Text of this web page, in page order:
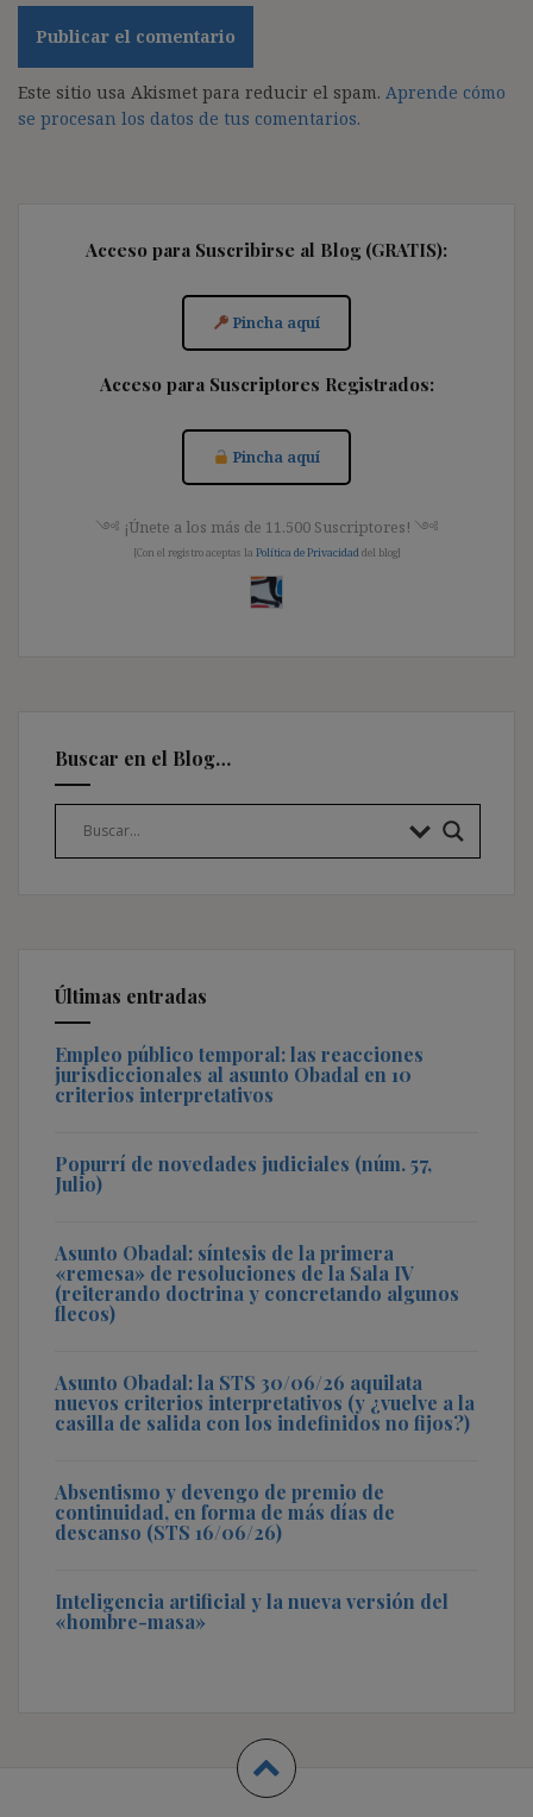
Este sitio usa Akismet para reducir el spam. Aprende cómo
se procesan los datos de tus comentarios.
Acceso para Suscribirse al Blog (GRATIS):
Pincha aquí
Acceso para Suscriptores Registrados:
Pincha aquí
༺ ¡Únete a los más de 11.500 Suscriptores! ༺
[Con el registro aceptas la Política de Privacidad del blog]
Buscar en el Blog…
Últimas entradas
Empleo público temporal: las reacciones
jurisdiccionales al asunto Obadal en 10
criterios interpretativos
Popurrí de novedades judiciales (núm. 57,
Julio)
Asunto Obadal: síntesis de la primera
«remesa» de resoluciones de la Sala IV
(reiterando doctrina y concretando algunos
flecos)
Asunto Obadal: la STS 30/06/26 aquilata
nuevos criterios interpretativos (y ¿vuelve a la
casilla de salida con los indefinidos no fijos?)
Absentismo y devengo de premio de
continuidad, en forma de más días de
descanso (STS 16/06/26)
Inteligencia artificial y la nueva versión del
«hombre-masa»